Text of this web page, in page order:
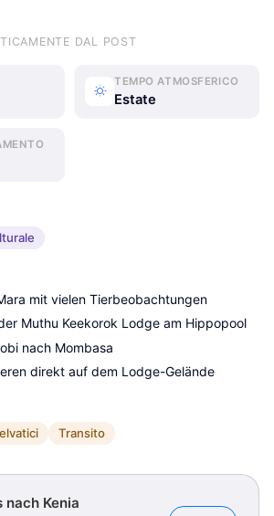
DAL POST
TEMPO ATMOSFERICO
Estate
mit vielen Tierbeobachtungen
Muthu Keekorok Lodge am Hippopool
nach Mombasa
direkt auf dem Lodge-Gelände
Transito
nach Kenia